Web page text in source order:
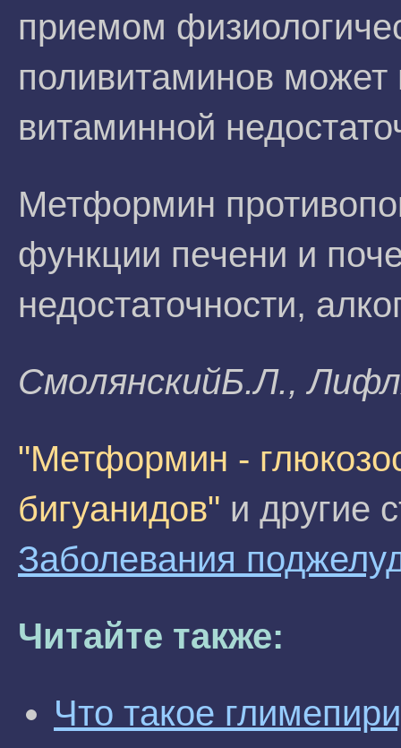
приемом
поливитаминов может
витаминной
Метформин
функции печени и
недостаточности,
CмoлянcкийБ.Л.,
"Метформин -
бигуанидов" и другие
Заболевания
Читайте также:
Что такое